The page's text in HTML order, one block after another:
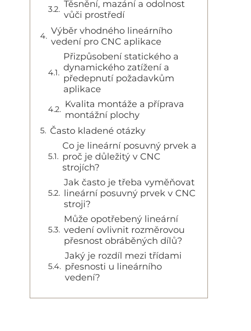
Těsnění, mazání a odolnost
vůči prostředí
Výběr vhodného lineárního
vedení pro CNC aplikace
Přizpůsobení statického a
dynamického zatížení a
předepnutí požadavkům
aplikace
Kvalita montáže a příprava
montážní plochy
Často kladené otázky
Co je lineární posuvný prvek a
proč je důležitý v CNC
strojích?
Jak často je třeba vyměňovat
lineární posuvný prvek v CNC
stroji?
Může opotřebený lineární
vedení ovlivnit rozměrovou
přesnost obráběných dílů?
Jaký je rozdíl mezi třídami
přesnosti u lineárního
vedení?